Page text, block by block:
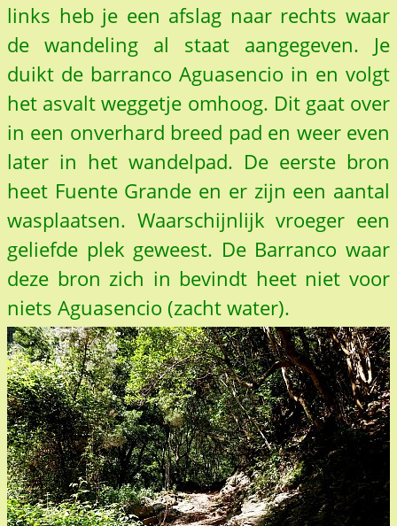
links heb je een afslag naar rechts waar
de wandeling al staat aangegeven. Je
duikt de barranco Aguasencio in en volgt
het asvalt weggetje omhoog. Dit gaat over
in een onverhard breed pad en weer even
later in het wandelpad. De eerste bron
heet Fuente Grande en er zijn een aantal
wasplaatsen. Waarschijnlijk vroeger een
geliefde plek geweest. De Barranco waar
deze bron zich in bevindt heet niet voor
niets Aguasencio (zacht water).